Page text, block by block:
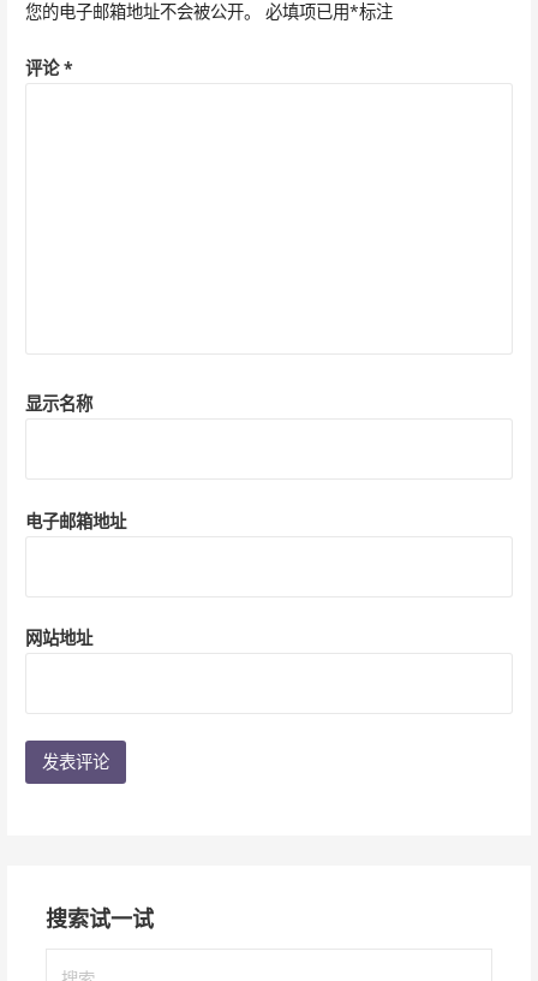
您的电子邮箱地址不会被公开。 必填项已用*标注
评论*
显示名称
电子邮箱地址
网站地址
搜索试一试